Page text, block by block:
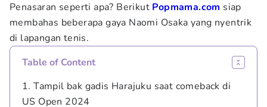
Penasaran seperti apa? Berikut Popmama.com siap
membahas beberapa gaya Naomi Osaka yang nyentrik
di lapangan tenis.
Table of Content
1. Tampil bak gadis Harajuku saat comeback di
US Open 2024